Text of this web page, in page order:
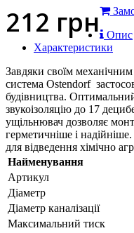
212 грн
Опис
Характеристики
Завдяки своїм
система Ostendorf
будівництва.
звукоізоляцію до 17
ущільнювач дозволяє
герметичніше і
для відведення хімічно
Найменування
Артикул
Діаметр
Діаметр каналізації
Максимальний тиск